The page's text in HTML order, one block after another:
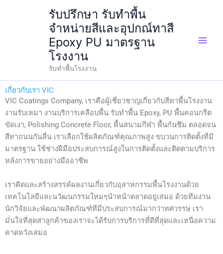
รับปรึกษา รับทำพื้น
จำหน่ายสีและอุปกณ์ทาสี
Epoxy PU มาตรฐาน
โรงงาน
รับทำพื้นโรงงาน
เกี่ยวกับเรา VIC
VIC Coatings Company, เราคือผู้เชี่ยวชาญเกี่ยวกับสีทาพื้นโรงงาน
งานรับเหมา งานบริการเคลือบพื้น รับทำพื้น Epoxy, PU พื้นคอนกรีต
ขัดเงา, Polishing Concrete Floor, พื้นสนามกีฬา พื้นกันซึม ตลอดจน
สีทาถนนกันลื่น เราเลือกใช้ผลิตภัณฑ์คุณภาพสูง ขบวนการติดตั้งที่มี
มาตรฐาน ใช้ช่างฝีมือประสบการณ์สูงในการติดตั้งและติดตามบริการ
หลังการขายอย่างมืออาชีพ
เราคิดและสร้างสรรค์ผลงานเกี่ยวกับอุสาหกรรมพื้นโรงงานด้วย
เทคโนโลยีและนวัฒนกรรมใหมๆนำหน้าตลาดอยู่เสมอ ด้วยทีมงาน
นักวิจัยและพัฒนาผลิตภัณฑ์ทีมีประสบการณ์มากว่าทศวรรษ เรา
มั่นใจที่สุดส่าลูกค้าของเราจะได้รับการบริการที่ดีที่สุดและเหนือความ
คาดหวังเสมอ